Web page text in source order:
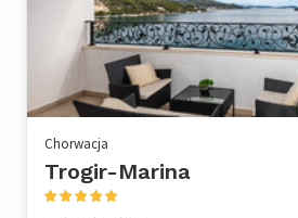
Chorwacja
Trogir-Marina